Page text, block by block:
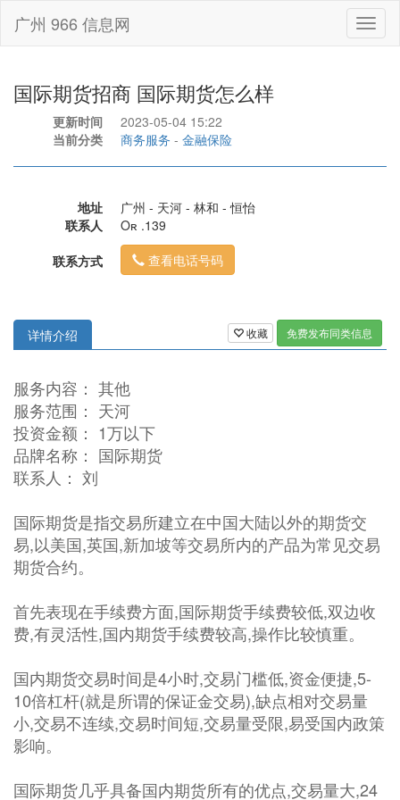
广州 966 信息网
国际期货招商 国际期货怎么样
更新时间
2023-05-04 15:22
当前分类
商务服务 - 金融保险
地址
广州 - 天河 - 林和 - 恒怡
联系人
Oʀ .139
联系方式
查看电话号码
收藏 免费发布同类信息
详情介绍
服务内容： 其他
服务范围： 天河
投资金额： 1万以下
品牌名称： 国际期货
联系人： 刘
国际期货是指交易所建立在中国大陆以外的期货交
易,以美国,英国,新加坡等交易所内的产品为常见交易
期货合约。
首先表现在手续费方面,国际期货手续费较低,双边收
费,有灵活性,国内期货手续费较高,操作比较慎重。
国内期货交易时间是4小时,交易门槛低,资金便捷,5-
10倍杠杆(就是所谓的保证金交易),缺点相对交易量
小,交易不连续,交易时间短,交易量受限,易受国内政策
影响。
国际期货几乎具备国内期货所有的优点,交易量大,24